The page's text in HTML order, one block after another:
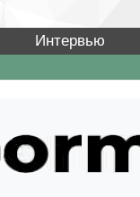
Интервью